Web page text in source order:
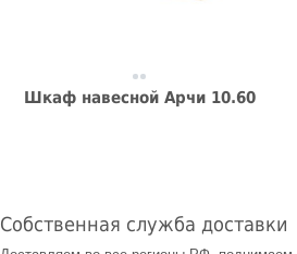
Шкаф навесной Арчи 10.60
Собственная служба доставки